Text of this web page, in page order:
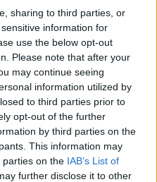
sharing to third parties, or
information for
use the below opt-out
Please note that after your
may continue seeing
information utilized by
to third parties prior to
opt-out of the further
by third parties on the
This information may
parties on the IAB’s List of
further disclose it to other
marad velünk, sokaknak
Szólj hozzá!